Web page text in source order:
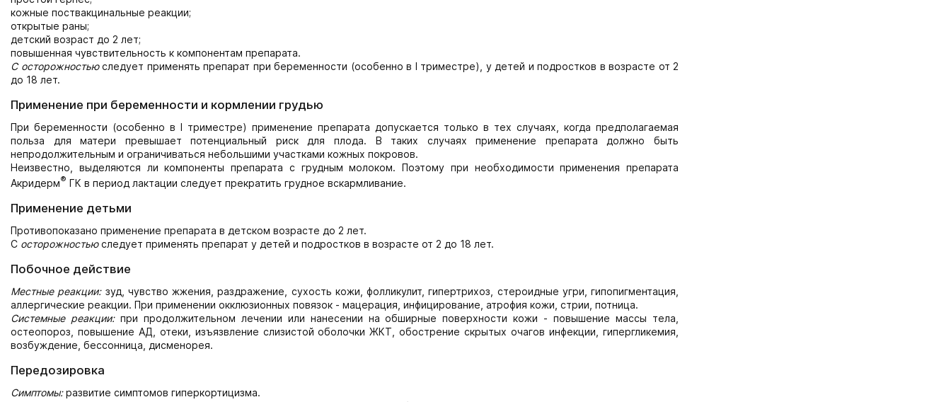
кожные поствакцинальные реакции;
открытые раны;
детский возраст до 2 лет;
повышенная чувствительность к компонентам препарата.
С осторожностьюследует применять препарат при беременности (особенно в I триместре), у детей и подростков в возрасте от 2
до 18 лет.
Применение при беременности и кормлении грудью
При беременности (особенно в I триместре) применение препарата допускается только в тех случаях, когда предполагаемая
польза для матери превышает потенциальный риск для плода. В таких случаях применение препарата должно быть
непродолжительным и ограничиваться небольшими участками кожных покровов.
Неизвестно, выделяются ли компоненты препарата с грудным молоком. Поэтому при необходимости применения препарата
Акридерм® ГК в период лактации следует прекратить грудное вскармливание.
Применение детьми
Противопоказано применение препарата в детском возрасте до 2 лет.
С осторожностьюследует применять препарат у детей и подростков в возрасте от 2 до 18 лет.
Побочное действие
Местные реакции:зуд, чувство жжения, раздражение, сухость кожи, фолликулит, гипертрихоз, стероидные угри, гипопигментация,
аллергические реакции. При применении окклюзионных повязок - мацерация, инфицирование, атрофия кожи, стрии, потница.
Системные реакции:при продолжительном лечении или нанесении на обширные поверхности кожи - повышение массы тела,
остеопороз, повышение АД, отеки, изъязвление слизистой оболочки ЖКТ, обострение скрытых очагов инфекции, гипергликемия,
возбуждение, бессонница, дисменорея.
Передозировка
Симптомы:развитие симптомов гиперкортицизма.